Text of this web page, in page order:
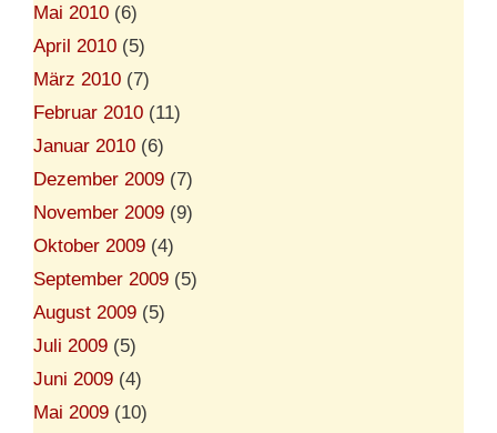
Mai 2010 (6)
April 2010 (5)
März 2010 (7)
Februar 2010 (11)
Januar 2010 (6)
Dezember 2009 (7)
November 2009 (9)
Oktober 2009 (4)
September 2009 (5)
August 2009 (5)
Juli 2009 (5)
Juni 2009 (4)
Mai 2009 (10)